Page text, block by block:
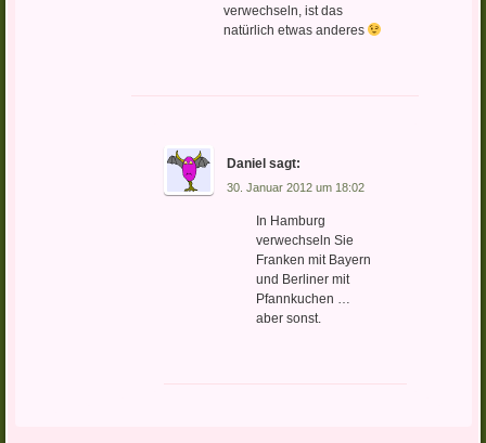
verwechseln, ist das
natürlich etwas anderes
Daniel sagt:
30. Januar 2012 um 18:02
In Hamburg
verwechseln Sie
Franken mit Bayern
und Berliner mit
Pfannkuchen …
aber sonst.